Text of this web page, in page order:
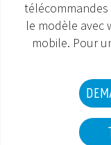
DOCUMENTATIONS
le modèle avec
mobile. Pour